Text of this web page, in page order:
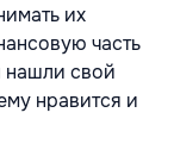
их
часть
нашли свой
нравится и